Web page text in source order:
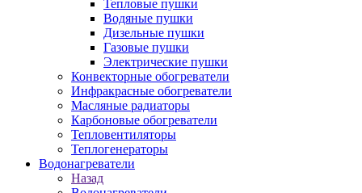
Тепловые пушки
Водяные пушки
Дизельные пушки
Газовые пушки
Электрические пушки
Конвекторные обогреватели
Инфракрасные обогреватели
Масляные радиаторы
Карбоновые обогреватели
Тепловентиляторы
Теплогенераторы
Водонагреватели
Назад